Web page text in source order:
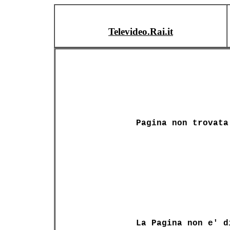
Televideo.Rai.it
Pagina non trovata
La Pagina non e'